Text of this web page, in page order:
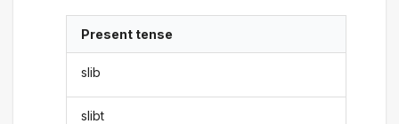
Present tense
slib
slibt